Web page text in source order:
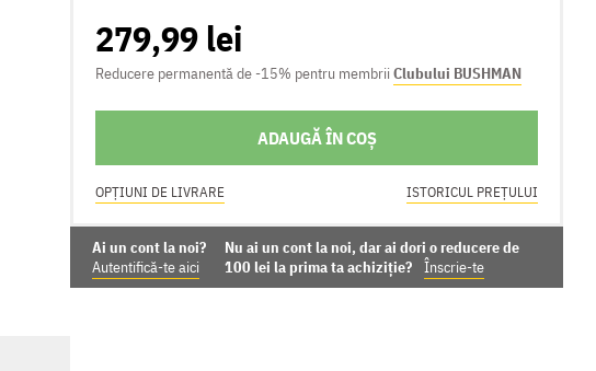
279,99 lei
Reducere permanentă de -15% pentru membrii Clubului BUSHMAN
ADAUGĂ ÎN COȘ
OPȚIUNI DE LIVRARE ISTORICUL PREȚULUI
Ai un cont la noi?
Autentifică-te aici
Nu ai un cont la noi, dar ai dori o reducere de
100 lei la prima ta achiziție?
Înscrie-te